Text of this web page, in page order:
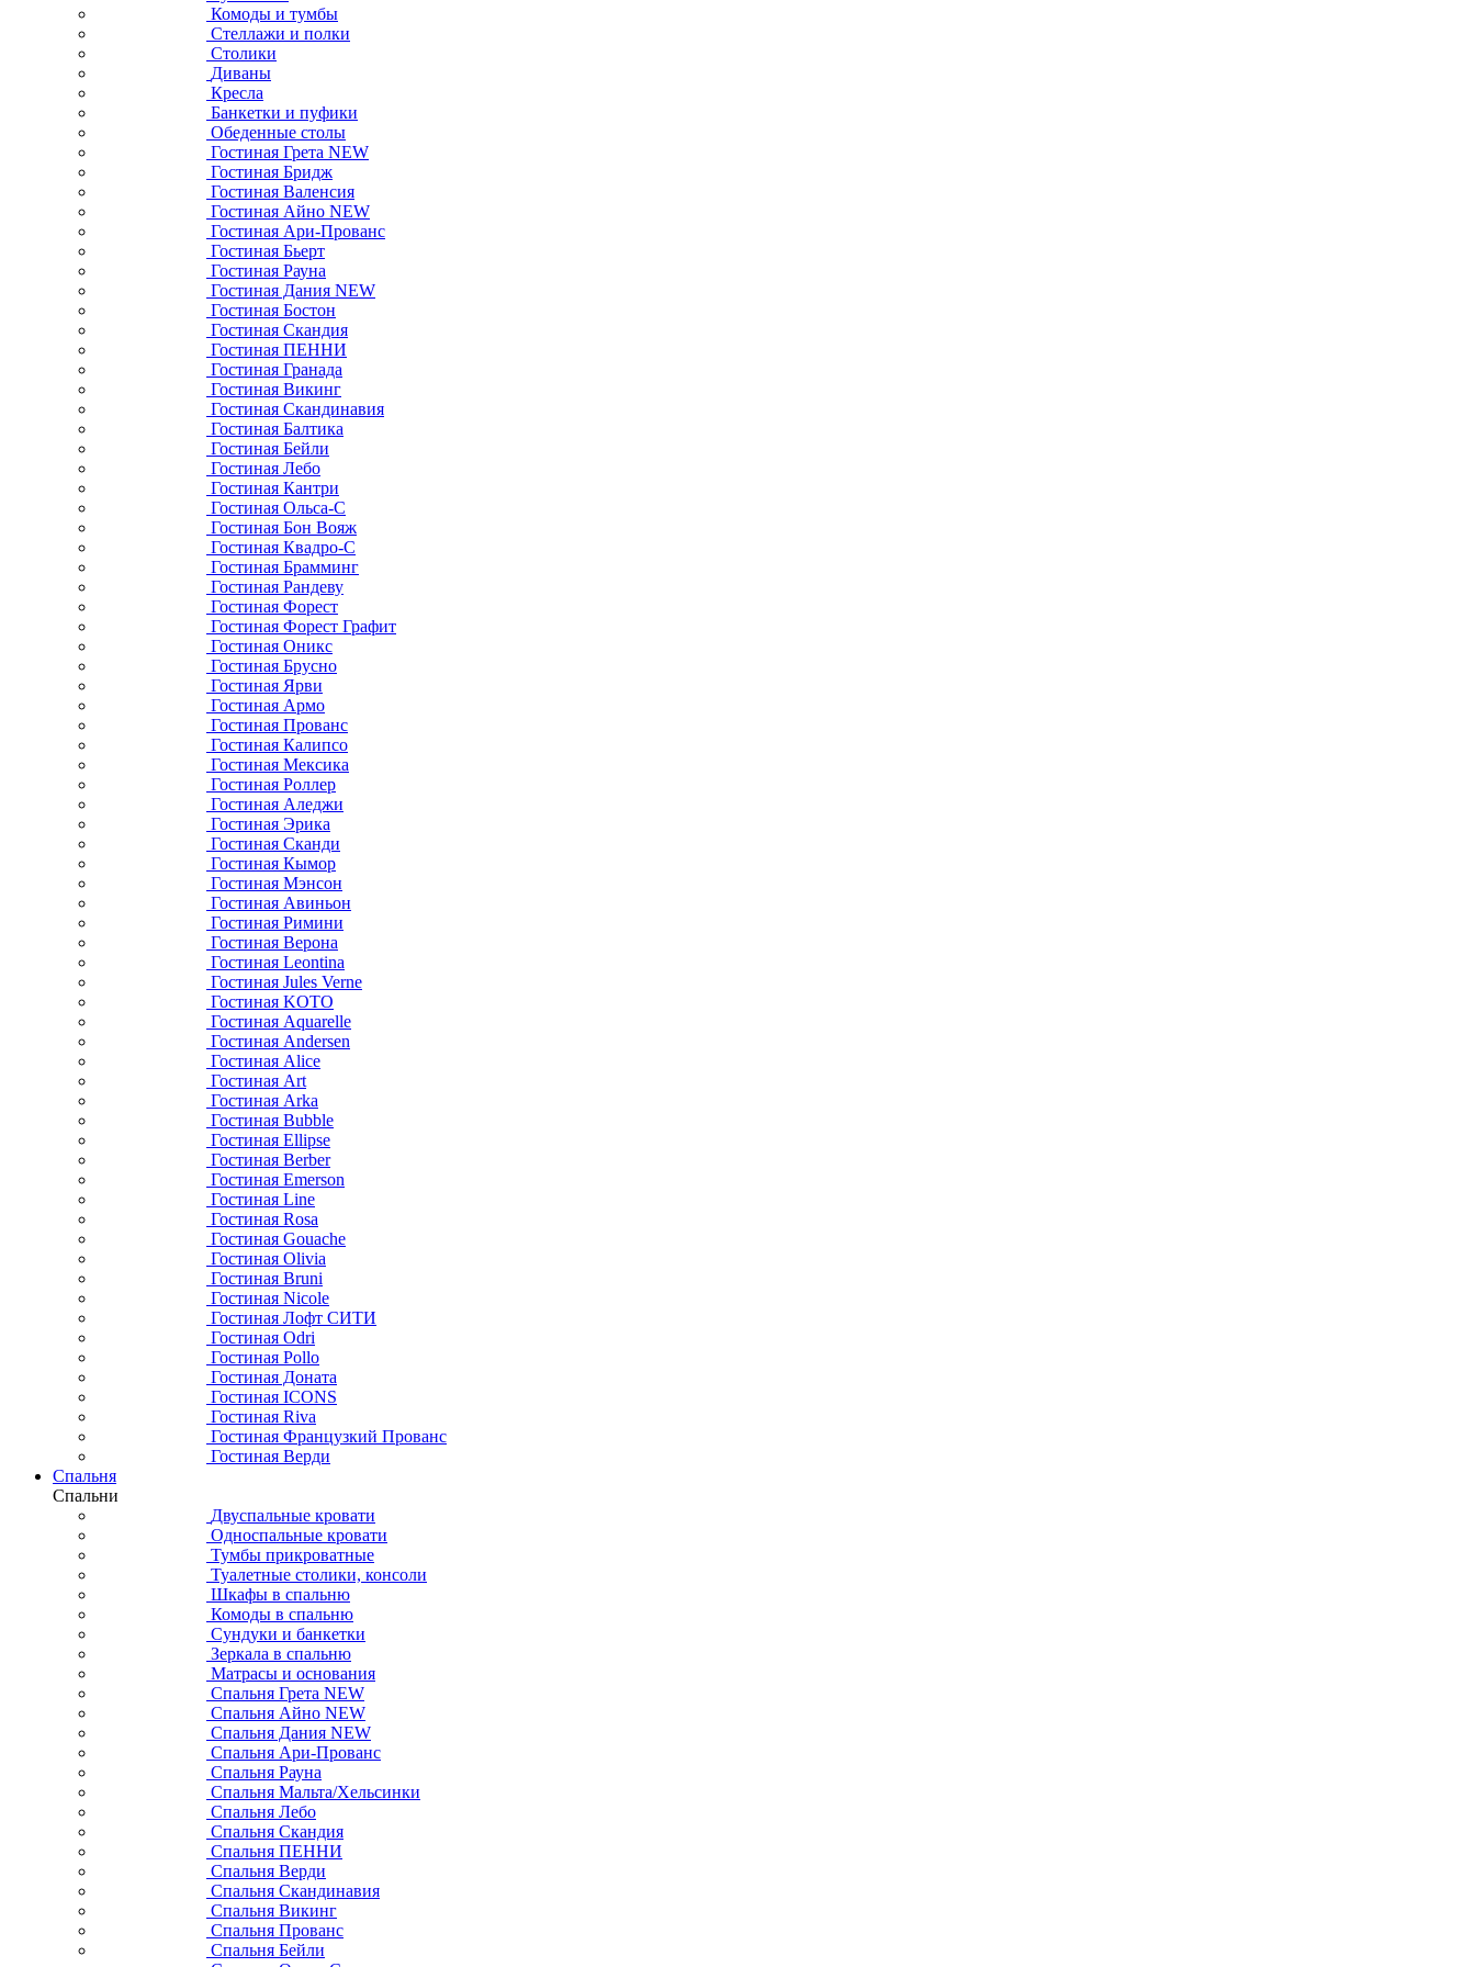
Комоды и тумбы
Стеллажи и полки
Столики
Диваны
Кресла
Банкетки и пуфики
Обеденные столы
Гостиная Грета NEW
Гостиная Бридж
Гостиная Валенсия
Гостиная Айно NEW
Гостиная Ари-Прованс
Гостиная Бьерт
Гостиная Рауна
Гостиная Дания NEW
Гостиная Бостон
Гостиная Скандия
Гостиная ПЕННИ
Гостиная Гранада
Гостиная Викинг
Гостиная Скандинавия
Гостиная Балтика
Гостиная Бейли
Гостиная Лебо
Гостиная Кантри
Гостиная Ольса-С
Гостиная Бон Вояж
Гостиная Квадро-С
Гостиная Брамминг
Гостиная Рандеву
Гостиная Форест
Гостиная Форест Графит
Гостиная Оникс
Гостиная Брусно
Гостиная Ярви
Гостиная Армо
Гостиная Прованс
Гостиная Калипсо
Гостиная Мексика
Гостиная Роллер
Гостиная Аледжи
Гостиная Эрика
Гостиная Сканди
Гостиная Кымор
Гостиная Мэнсон
Гостиная Авиньон
Гостиная Римини
Гостиная Верона
Гостиная Leontina
Гостиная Jules Verne
Гостиная KOTO
Гостиная Aquarelle
Гостиная Andersen
Гостиная Alice
Гостиная Art
Гостиная Arka
Гостиная Bubble
Гостиная Ellipse
Гостиная Berber
Гостиная Emerson
Гостиная Line
Гостиная Rosa
Гостиная Gouache
Гостиная Olivia
Гостиная Bruni
Гостиная Nicole
Гостиная Лофт СИТИ
Гостиная Odri
Гостиная Pollo
Гостиная Доната
Гостиная ICONS
Гостиная Riva
Гостиная Французкий Прованс
Гостиная Верди
Спальня
Спальни
Двуспальные кровати
Односпальные кровати
Тумбы прикроватные
Туалетные столики, консоли
Шкафы в спальню
Комоды в спальню
Сундуки и банкетки
Зеркала в спальню
Матрасы и основания
Спальня Грета NEW
Спальня Айно NEW
Спальня Дания NEW
Спальня Ари-Прованс
Спальня Рауна
Спальня Мальта/Хельсинки
Спальня Лебо
Спальня Скандия
Спальня ПЕННИ
Спальня Верди
Спальня Скандинавия
Спальня Викинг
Спальня Прованс
Спальня Бейли